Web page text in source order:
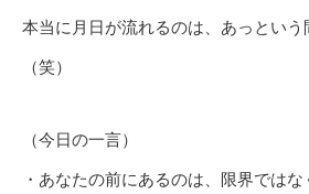
本当に月日が流れるのは、あっとい
（笑）
（今日の一言）
・あなたの前にあるのは、限界ではな